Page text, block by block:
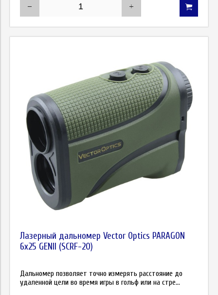
Лазерный дальномер Vector Optics PARAGON
6x25 GENII (SCRF-20)
Дальномер позволяет точно измерять расстояние до
удаленной цели во время игры в гольф или на стре...